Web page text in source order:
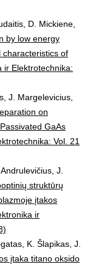
D. Mickiene,
by low energy
characteristics of
ir Elektrotechnika:
J. Margelevicius,
on
GaAs
Vol. 21
J.
struktūrų
įtakos
ir
K. Šlapikas, J.
įtaka titano oksido